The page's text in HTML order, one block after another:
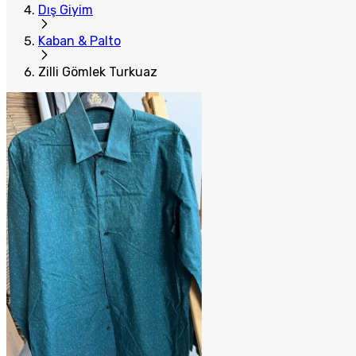
Dış Giyim
Kaban & Palto
Zilli Gömlek Turkuaz